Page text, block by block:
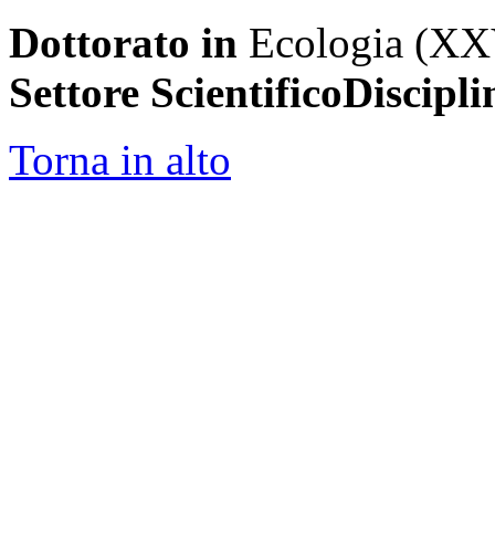
Dottorato in Ecologia
Settore
Torna in alto